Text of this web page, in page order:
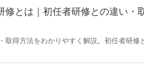
修とは｜初任者研修との違い・
取得方法をわかりやすく解説。初任者研